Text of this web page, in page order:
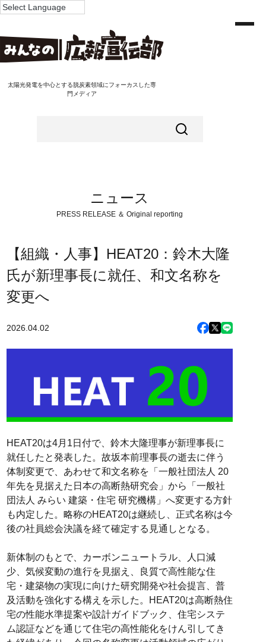
太陽光発電を中心とする脱炭素領域にフォーカスした専
門メディア
ニュース
PRESS RELEASE ＆ Original reporting
【組織・人事】HEAT20：鈴木大隆
氏が新理事長に就任、和文名称を
変更へ
2026.04.02
HEAT20は4月1日付で、鈴木大隆理事が新理事長に
就任したと発表した。故坂本前理事長の逝去に伴う
体制変更で、あわせて和文名称を「一般社団法人 20
年先を見据えた日本の高断熱研究会」から「一般社
団法人 みらい 建築・住宅 研究機構」へ変更する方針
も内定した。略称のHEAT20は継続し、正式名称は今
後の社員総会決議を経て確定する見通しとなる。
新体制のもとで、カーボンニュートラル、人口減
少、気候変動の進行を見据え、良質で高性能な住
宅・建築物の実現に向けた研究開発や社会提言、普
及活動を強化する構えを示した。HEAT20は高断熱住
宅の性能水準提案や設計ガイドブック、住宅システ
ム認証などを通じて住宅の高性能化をけん引してき